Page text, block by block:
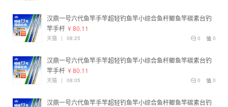
汉鼎一号六代鱼竿手竿超轻钓鱼竿小综合鱼杆鲫鱼竿碳素台钓
竿手杆 ¥ 80.11
0
0
天猫 | 08:25
汉鼎一号六代鱼竿手竿超轻钓鱼竿小综合鱼杆鲫鱼竿碳素台钓
竿手杆 ¥ 80.11
0
0
天猫 | 08:05
汉鼎一号六代鱼竿手竿超轻钓鱼竿小综合鱼杆鲫鱼竿碳素台钓